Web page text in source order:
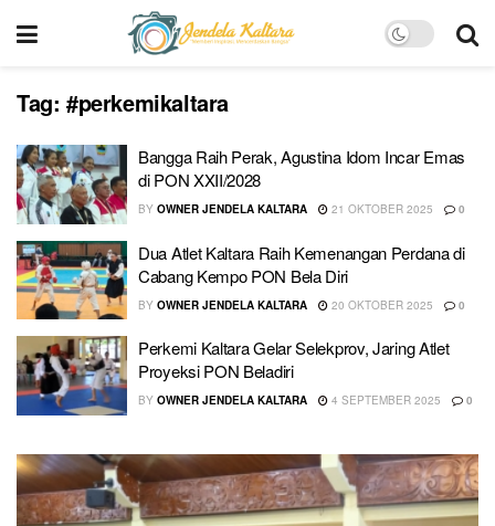
Tag: #perkemikaltara
Bangga Raih Perak, Agustina Idom Incar Emas
di PON XXII/2028
BY OWNER JENDELA KALTARA 21 OKTOBER 2025 0
Dua Atlet Kaltara Raih Kemenangan Perdana di
Cabang Kempo PON Bela Diri
BY OWNER JENDELA KALTARA 20 OKTOBER 2025 0
Perkemi Kaltara Gelar Selekprov, Jaring Atlet
Proyeksi PON Beladiri
BY OWNER JENDELA KALTARA 4 SEPTEMBER 2025 0